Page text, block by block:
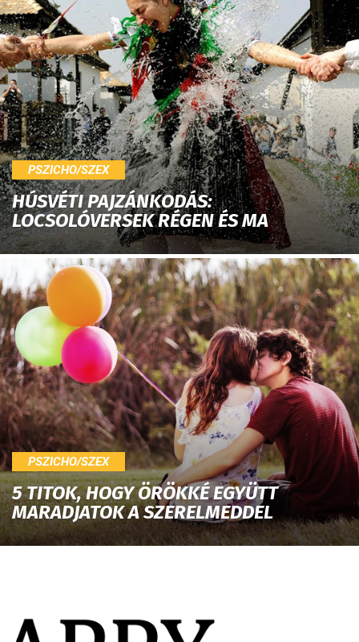
PSZICHO/SZEX
HÚSVÉTI PAJZÁNKODÁS:
LOCSOLÓVERSEK RÉGEN ÉS MA
PSZICHO/SZEX
5 TITOK, HOGY ÖRÖKKÉ EGYÜTT
MARADJATOK A SZERELMEDDEL